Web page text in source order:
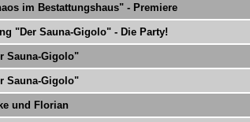
im Bestattungshaus" - Premiere
"Der Sauna-Gigolo" - Die Party!
Sauna-Gigolo"
Sauna-Gigolo"
und Florian